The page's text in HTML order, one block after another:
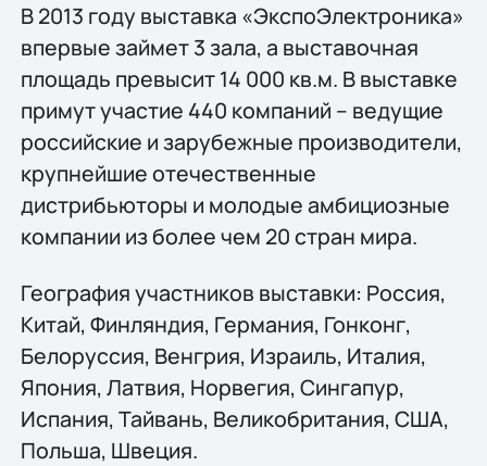
В 2013 году выставка «ЭкспоЭлектроника»
впервые займет 3 зала, а выставочная
площадь превысит 14 000 кв.м. В выставке
примут участие 440 компаний – ведущие
российские и зарубежные производители,
крупнейшие отечественные
дистрибьюторы и молодые амбициозные
компании из более чем 20 стран мира.
География участников выставки: Россия,
Китай, Финляндия, Германия, Гонконг,
Белоруссия, Венгрия, Израиль, Италия,
Япония, Латвия, Норвегия, Сингапур,
Испания, Тайвань, Великобритания, США,
Польша, Швеция.